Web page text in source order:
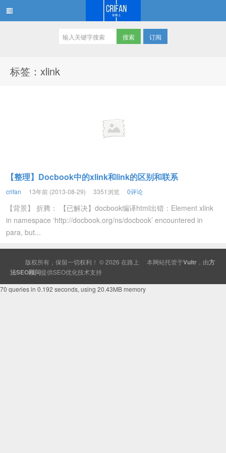
订阅
标签：xlink
【整理】Docbook中的xlink和link的区别和联系
crifan 13年前 (2013-08-29) 3351浏览 0评论
【背景】 折腾： 【已解决】docbook编译html出错：Element xlink
in namespace ‘http://docbook.org/ns/docbook’ encountered in
para, but...
版权所有，保留一切权利！ © 2026 在路上 本网站托管于Vultr ，由方
法SEO顾问提供SEO优化技术支持
70 queries in 0.192 seconds, using 20.43MB memory